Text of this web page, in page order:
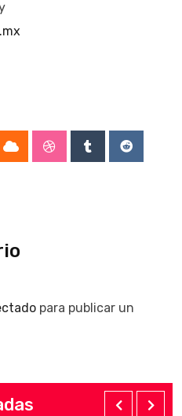
Cloud StumbleUpon
TumblrReddit
para publicar un